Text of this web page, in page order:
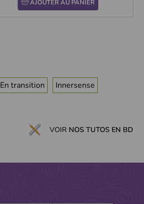
AJOUTER AU PANIER
En transition Innersense
VOIR NOS TUTOS EN BD